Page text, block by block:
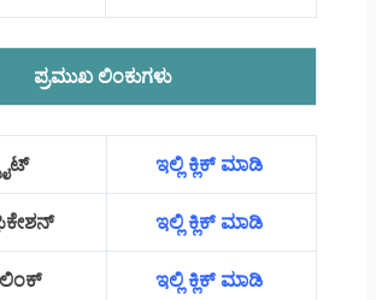
ಪ್ರಮುಖ ಲಿಂಕುಗಳು
ಇಲ್ಲಿ ಕ್ಲಿಕ್ ಮಾಡಿ
ಇಲ್ಲಿ ಕ್ಲಿಕ್ ಮಾಡಿ
ಇಲ್ಲಿ ಕ್ಲಿಕ್ ಮಾಡಿ